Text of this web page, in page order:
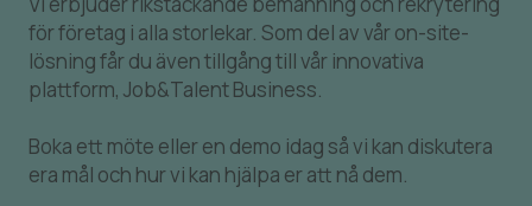
för företag i alla storlekar. Som del av vår on-site-
lösning får du även tillgång till vår innovativa
plattform, Job&Talent Business.
Boka ett möte eller en demo idag så vi kan diskutera
era mål och hur vi kan hjälpa er att nå dem.